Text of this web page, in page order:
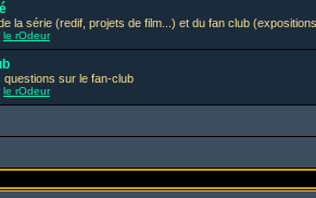
la série (redif, projets de film...) et du fan club
le rOdeur
questions sur le fan-club
le rOdeur